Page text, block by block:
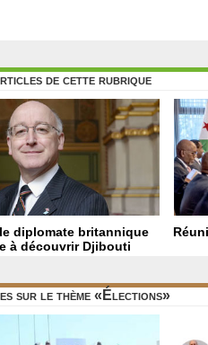
de cette rubrique
diplomate britannique
à découvrir Djibouti
sur le thème «Élections»